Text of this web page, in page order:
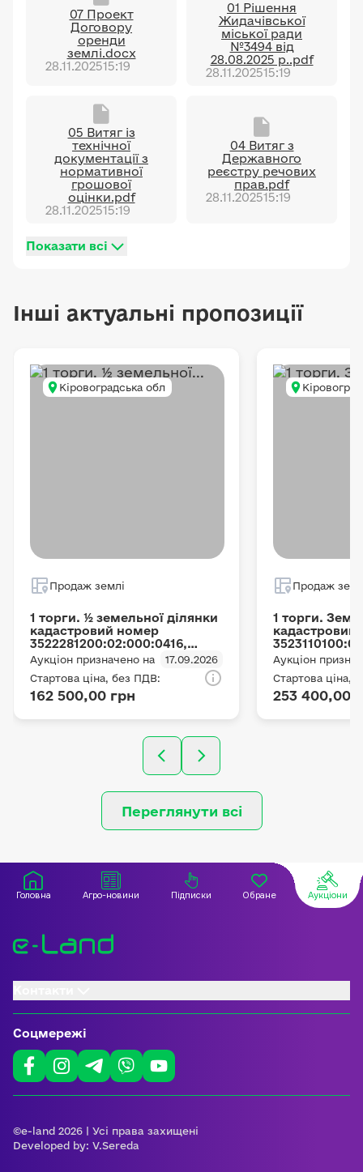
07 Проект
Договору
оренди
землі.docx
28.11.202515:19
01 Рішення
Жидачівської
міської ради
№3494 від
28.08.2025 р..pdf
28.11.202515:19
05 Витяг із
технічної
документації з
нормативної
грошової
оцінки.pdf
28.11.202515:19
04 Витяг з
Державного
реєстру речових
прав.pdf
28.11.202515:19
Показати всі
Інші актуальні пропозиції
Кіровоградська обл
Продаж землі
1 торги. ½ земельної ділянки
кадастровий номер
3522281200:02:000:0416,
площею 5.3032 га, з
цільовим призначенням –
для ведення товарного
сільськогосподарського
розташування:
Кіровоградська область,
(Знам'янський) район,
Диківська сільська рада
Аукціон призначено на
17.09.2026
Стартова ціна, без ПДВ:
162 500,00 грн
Продаж
1 торги.
кадастровий
площею
цільовим
для ведення
Аукціон
Стартова ціна,
253 400,00
Переглянути всі
Головна Агро-новини Підписки Обране Аукціони
Соцмережі
©e-land 2026 | Усі права захищені
Developed by: V.Sereda